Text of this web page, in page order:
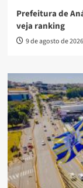
Prefeitura de
veja ranking
9 de agosto de 2026